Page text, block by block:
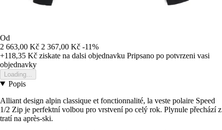
Od
2 663,00 Kč 2 367,00 Kč -11%
+118,35 Kč ziskate na dalsi objednavku Pripsano po potvrzeni vasi
objednavky
Loading...
Popis
Alliant design alpin classique et fonctionnalité, la veste polaire Speed
1/2 Zip je perfektní volbou pro vrstvení po celý rok. Plynule přechází z
tratí na après-ski.